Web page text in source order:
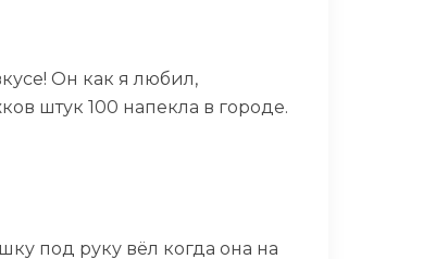
Он как я любил,
штук 100 напекла в городе.
под руку вёл когда она на